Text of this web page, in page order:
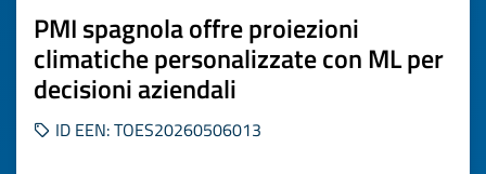
PMI spagnola offre proiezioni
climatiche personalizzate con ML per
decisioni aziendali
ID EEN: TOES20260506013